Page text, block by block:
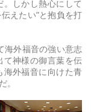
しかし熱心にして
えたい”と抱負を打
海外福音の強い意志
て神様の御言葉を伝
海外福音に向けた青
。